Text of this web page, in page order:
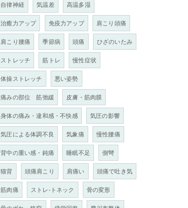
自律神経 気温差 高温多湿
治癒力アップ 免疫力アップ 肩こり頭痛
肩こり腰痛 季節病 頭痛 ひざのいたみ
ストレッチ 筋トレ 慢性症状
体操ストレッチ 悪い姿勢
痛みの部位 筋弛緩 皮膚・筋肉膜
身体の痛み・違和感・不快感 気圧の影響
気圧による体調不良 気象痛 慢性腰痛
背中の重い感・鈍痛 睡眠不足 側彎
猫背 頭痛肩こり 肩痛い 頭痛で吐き気
筋肉痛 ストレ-トネック 骨の変形